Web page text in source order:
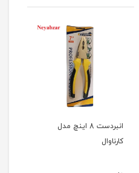
انبردست 8 اینچ مدل
کارناوال